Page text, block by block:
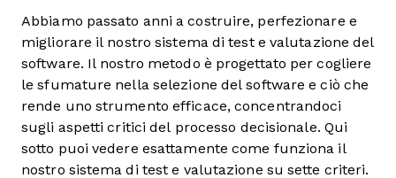
Abbiamo passato anni a costruire, perfezionare e
migliorare il nostro sistema di test e valutazione del
software. Il nostro metodo è progettato per cogliere
le sfumature nella selezione del software e ciò che
rende uno strumento efficace, concentrandoci
sugli aspetti critici del processo decisionale. Qui
sotto puoi vedere esattamente come funziona il
nostro sistema di test e valutazione su sette criteri.